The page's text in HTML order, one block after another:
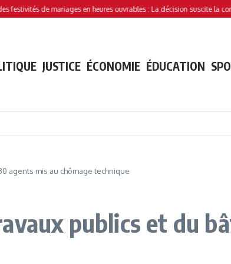
de mariages en heures ouvrables : La décision suscite la
JUSTICE ÉCONOMIE ÉDUCATION
agents mis au chômage technique
publics et du